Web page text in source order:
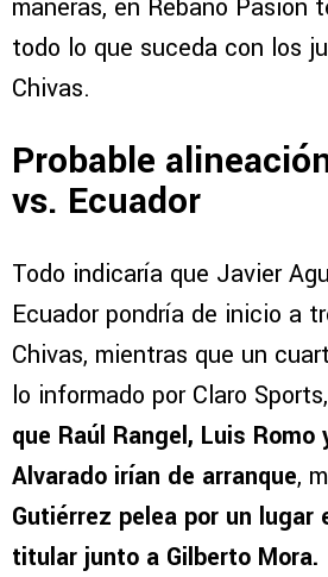
maneras, en Rebaño Pasión
todo lo que suceda con los
Chivas.
Probable
vs. Ecuador
Todo indicaría que Javier
Ecuador pondría de inicio a
Chivas, mientras que un
lo informado por Claro Sports,
que Raúl Rangel, Luis Romo
Alvarado irían de arranque,
Gutiérrez pelea por un lugar
titular junto a Gilberto Mora.